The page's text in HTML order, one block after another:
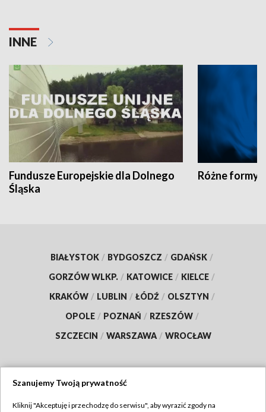
INNE
Fundusze Europejskie dla Dolnego
Śląska
Różne formy
BIAŁYSTOK / BYDGOSZCZ / GDAŃSK /
GORZÓW WLKP. / KATOWICE / KIELCE /
KRAKÓW / LUBLIN / ŁÓDŹ / OLSZTYN /
OPOLE / POZNAŃ / RZESZÓW /
SZCZECIN / WARSZAWA / WROCŁAW
Szanujemy Twoją prywatność
Kliknij "Akceptuję i przechodzę do serwisu", aby wyrazić zgody na